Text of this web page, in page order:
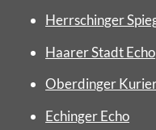
Herrschinger
Haarer Stadt Echo
Oberdinger
Echinger Echo